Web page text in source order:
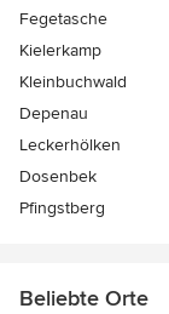
Fegetasche
Kielerkamp
Kleinbuchwald
Depenau
Leckerhölken
Dosenbek
Pfingstberg
Beliebte Orte